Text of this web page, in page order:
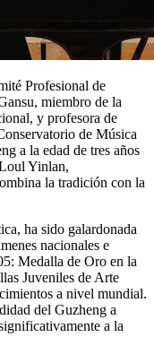
Profesional de
miembro de la
y profesora de
de Música
a la edad de tres años
Yinlan,
la tradición con la
ha sido galardonada
nacionales e
Medalla de Oro en la
Juveniles de Arte
a nivel mundial.
del Guzheng a
a la